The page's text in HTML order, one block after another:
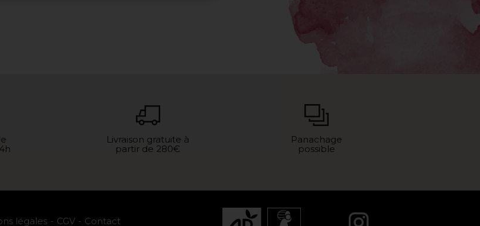
Livraison gratuite à
partir de 280€
Panachage
possible
légales CGV Contact